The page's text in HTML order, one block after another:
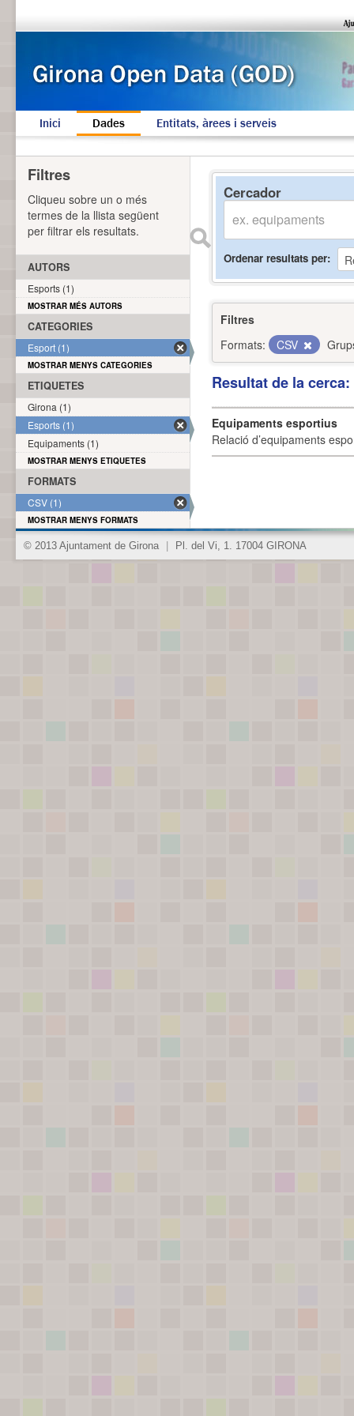
Inici Dades Entitats, àrees i serveis
Cercador
Ordenar resultats per
Filtres
Formats:
CSV
Resultat de la
Equipaments esportius
Relació d’equipaments
Filtres
Cliqueu sobre un o més
termes de la llista següent
per filtrar els resultats.
AUTORS
Esports (1)
MOSTRAR MÉS AUTORS
CATEGORIES
Esport (1)
MOSTRAR MENYS CATEGORIES
ETIQUETES
Girona (1)
Esports (1)
Equipaments (1)
MOSTRAR MENYS ETIQUETES
FORMATS
CSV (1)
MOSTRAR MENYS FORMATS
© 2013 Ajuntament de Girona Pl. del Vi, 1. 17004 GIRONA